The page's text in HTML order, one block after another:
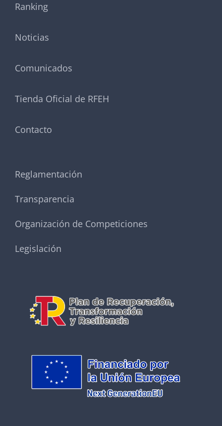
Ranking
Noticias
Comunicados
Tienda Oficial de RFEH
Contacto
Reglamentación
Transparencia
Organización de Competiciones
Legislación